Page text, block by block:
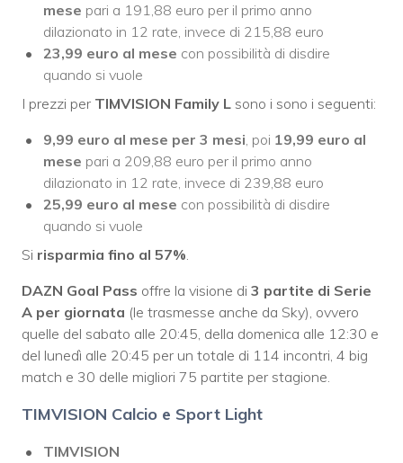
mese pari a 191,88 euro per il primo anno
dilazionato in 12 rate, invece di 215,88 euro
23,99 euro al mese con possibilità di disdire
quando si vuole
I prezzi per TIMVISION Family L sono i sono i seguenti:
9,99 euro al mese per 3 mesi, poi 19,99 euro al
mese pari a 209,88 euro per il primo anno
dilazionato in 12 rate, invece di 239,88 euro
25,99 euro al mese con possibilità di disdire
quando si vuole
Si risparmia fino al 57%.
DAZN Goal Pass offre la visione di 3 partite di Serie
A per giornata (le trasmesse anche da Sky), ovvero
quelle del sabato alle 20:45, della domenica alle 12:30 e
del lunedì alle 20:45 per un totale di 114 incontri, 4 big
match e 30 delle migliori 75 partite per stagione.
TIMVISION Calcio e Sport Light
TIMVISION